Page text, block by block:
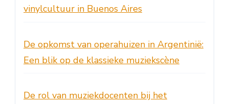
vinylcultuur in Buenos Aires
De opkomst van operahuizen in Argentinië:
Een blik op de klassieke muziekscène
De rol van muziekdocenten bij het